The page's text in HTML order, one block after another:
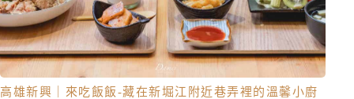
高雄新興｜來吃飯飯-藏在新堀江附近巷弄裡的溫馨小廚